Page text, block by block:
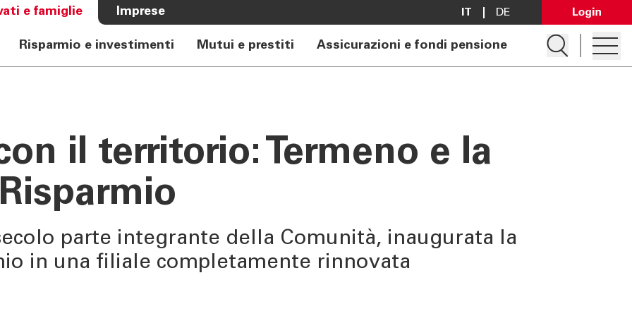
e famiglie Imprese IT DE
Open
Risparmio e investimenti Mutui e prestiti Assicurazioni e fondi pensione
Apre la
Apre il
Alta Direzione
Investor Relations
Ricerca filiale
il territorio: Termeno e la
parte integrante della Comunità, inaugurata la
in una filiale completamente rinnovata